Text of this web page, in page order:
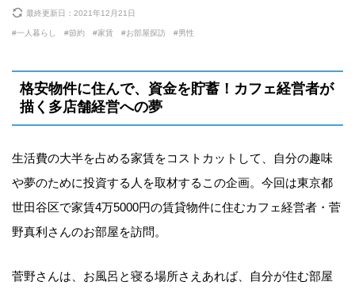
最終更新日： 2021年12月21日
一人暮らし 節約 家賃 お部屋探訪 男性
格安物件に住んで、資金を貯蓄！カフェ経営者が
描く多店舗経営への夢
生活費の大半を占める家賃をコストカットして、自分の趣味
や夢のために投資する人を取材するこの企画。今回は東京都
世田谷区で家賃4万5000円の賃貸物件に住むカフェ経営者・菅
野真利さんのお部屋を訪問。
菅野さんは、お風呂と寝る場所さえあれば、自分が住む部屋